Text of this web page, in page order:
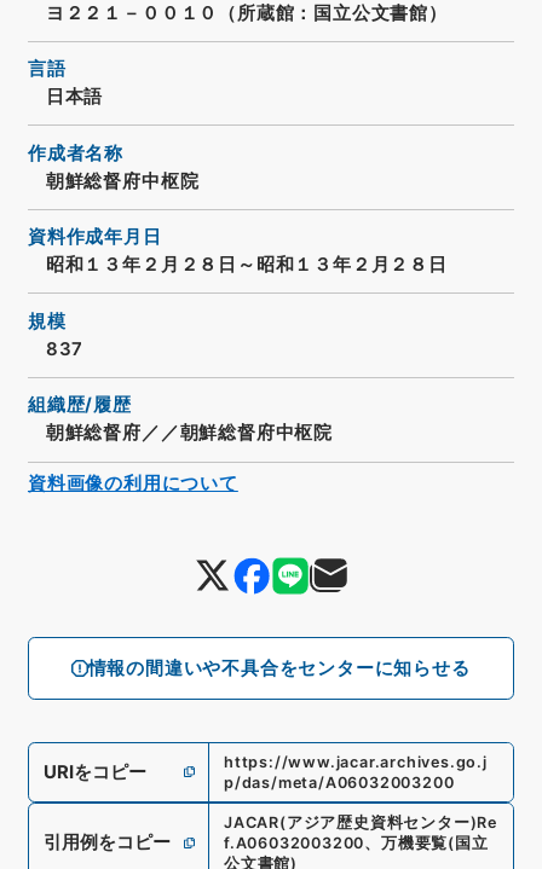
情報の間違いや不具合をセンターに知らせる
ヨ２２１－００１０（所蔵館：国立公文書館）
言語
日本語
作成者名称
朝鮮総督府中枢院
資料作成年月日
昭和１３年２月２８日～昭和１３年２月２８日
規模
837
組織歴/履歴
朝鮮総督府／／朝鮮総督府中枢院
URIをコピー
https://www.jacar.archives.go.j
p/das/meta/A06032003200
引用例をコピー
JACAR(アジア歴史資料センター)Re
f.A06032003200、 万機要覧(国立
公文書館)
資料画像の利用について